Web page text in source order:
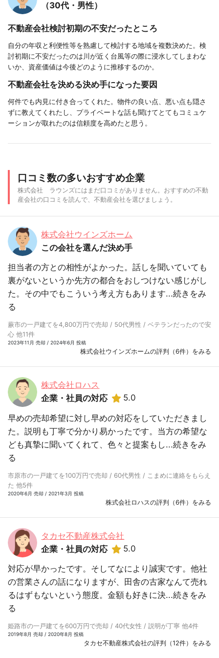
（30代・男性）
不動産会社検討初期の不安だったところ
自分の年収と利便性等を熟慮して検討する地域を複数決めた。検
討初期に不安だったのは川が近く台風等の際に浸水してしまわな
いか、資産価値は今後どのように推移するのか。
不動産会社を決める決め手になった要因
何件でも内見に付き合ってくれた。物件の良い点、悪い点も隠さ
ずに教えてくれたし、プライベートな話も聞けてとてもコミュケ
ーションが取れたのは信頼度を高めたと思う。
口コミ数の多いおすすめ企業
株式会社 ラウンズにはまだ口コミがありません。おすすめの不動
産会社の口コミを読んで、不動産会社を選びましょう。
株式会社ウインズホーム
この会社を選んだ決め手
担当者の方との相性がよかった。話しを聞いていても
裏がないというか先方の都合をおしつけない感じがし
た。その中でもこういう考え方もあります...続きをみ
る
蕨市の一戸建てを4,800万円で売却 / 50代男性 / ベテランだったので安
心 他11件
2023年11月 売却 / 2024年6月 投稿
株式会社ウインズホームの評判（6件）をみる
株式会社ロハス
企業・社員の対応
5.0
早めの売却希望に対し早めの対応をしていただきまし
た。説明も丁寧で分かり易かったです。当方の希望な
ども真摯に聞いてくれて、色々と提案もし...続きをみ
る
市原市の一戸建てを100万円で売却 / 60代男性 / こまめに連絡をもらえ
た 他5件
2020年6月 売却 / 2021年3月 投稿
株式会社ロハスの評判（6件）をみる
タカセ不動産株式会社
企業・社員の対応
5.0
対応が早かったです。そしてなにより誠実です。他社
の営業さんの話になりますが、田舎の古家なんて売れ
るはずもないという態度。金額も好きに決...続きをみ
る
姫路市の一戸建てを600万円で売却 / 40代女性 / 説明が丁寧 他4件
2019年8月 売却 / 2020年8月 投稿
タカセ不動産株式会社の評判（12件）をみる